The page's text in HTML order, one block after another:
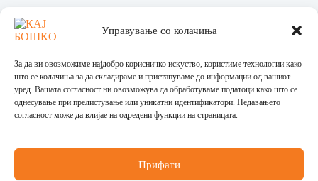
Управување со колачиња
За да ви овозможиме најдобро корисничко искуство, користиме технологии како
што се колачиња за да складираме и пристапуваме до информации од вашиот
уред. Вашата согласност ни овозможува да обработуваме податоци како што се
однесување при прелистување или уникатни идентификатори. Недавањето
согласност може да влијае на одредени функции на страницата.
Прифати
Најава
Производи
Политика за приватност